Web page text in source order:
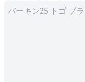
送信後は引き続きフォ